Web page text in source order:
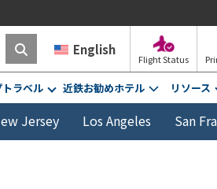
English
Flight Status
ラベル 近鉄お勧めホテル リソース
Jersey Los Angeles San